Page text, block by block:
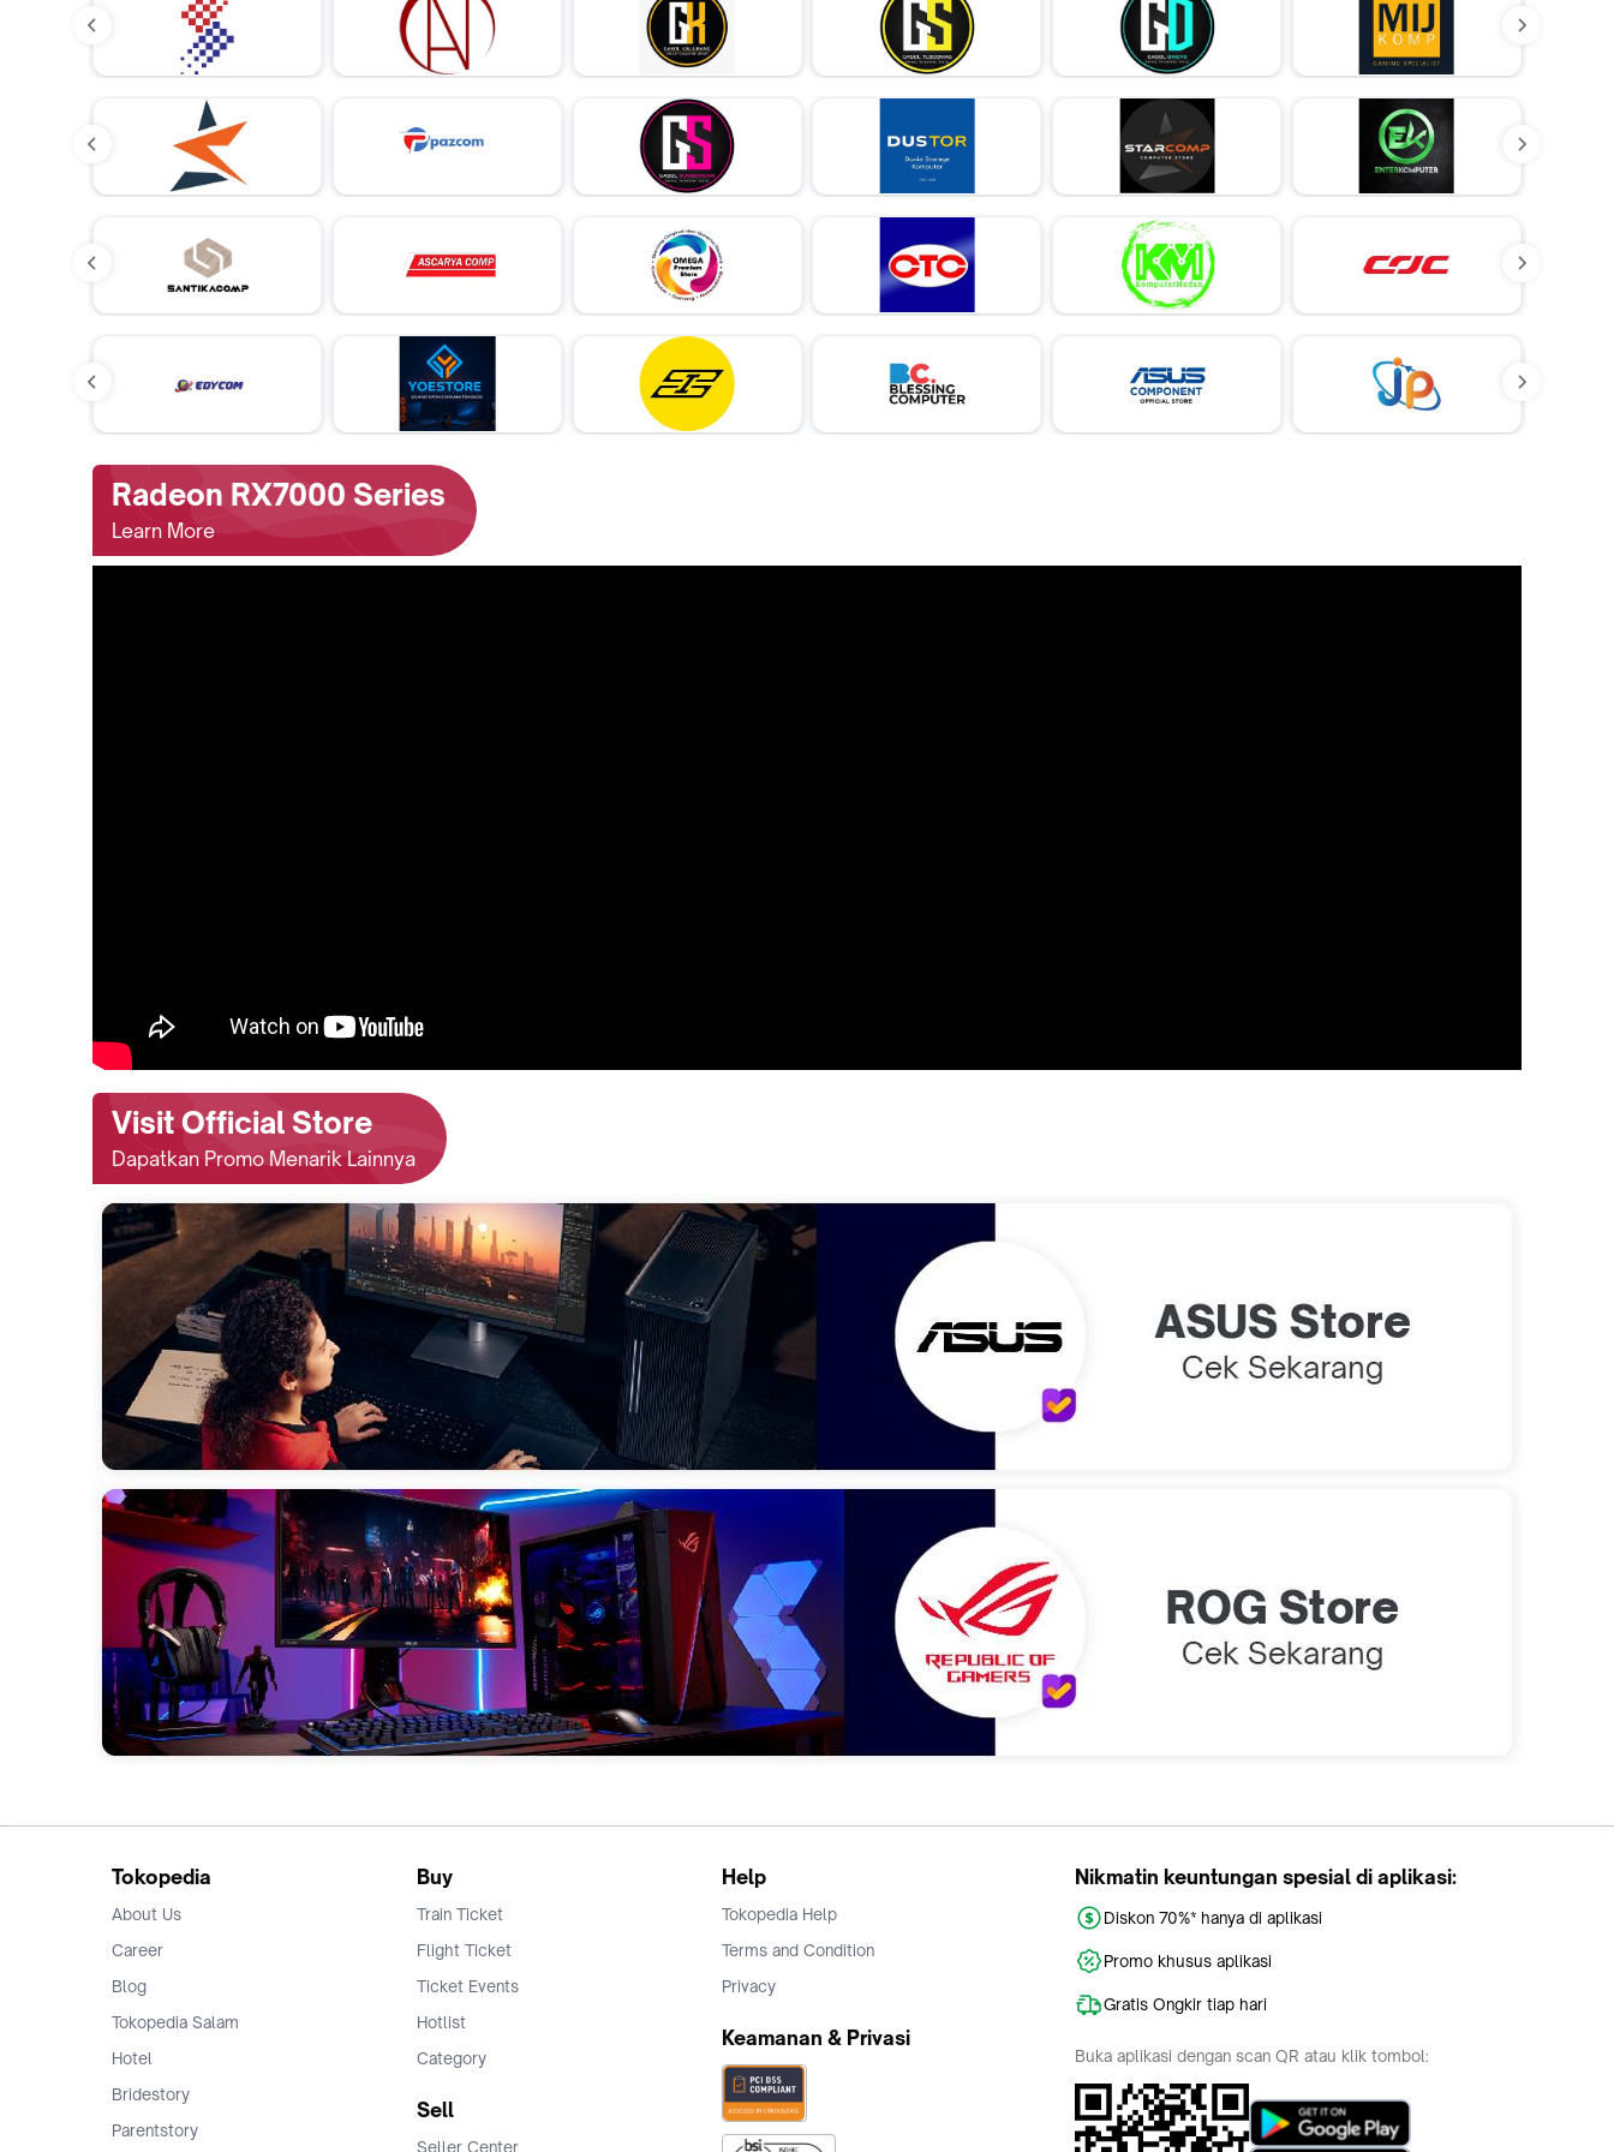
Radeon RX7000 Series
Learn More
Visit Official Store
Dapatkan Promo Menarik Lainnya
Tokopedia
About Us
Career
Blog
Tokopedia Salam
Hotel
Bridestory
Parentstory
Buy
Train Ticket
Flight Ticket
Ticket Events
Hotlist
Category
Sell
Seller Center
Help
Tokopedia Help
Terms and Condition
Privacy
Keamanan & Privasi
Nikmatin keuntungan spesial di aplikasi:
Diskon 70%* hanya di aplikasi
Promo khusus aplikasi
Gratis Ongkir tiap hari
Buka aplikasi dengan scan QR atau klik tombol: